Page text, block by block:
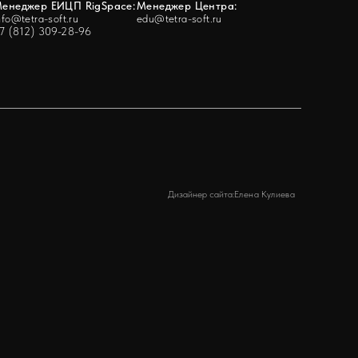
ЕИЦП RigSpace:
soft.ru
(812) 309-28-96
Менеджер Центра:
edu@tetra-soft.ru
Дизайнер сайта:Елена Кулиева